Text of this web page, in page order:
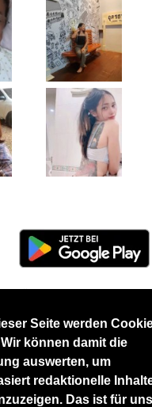
Seite werden
können damit die
auswerten, um
redaktionelle
Das ist für uns
AGB
Kontakt mit uns auf